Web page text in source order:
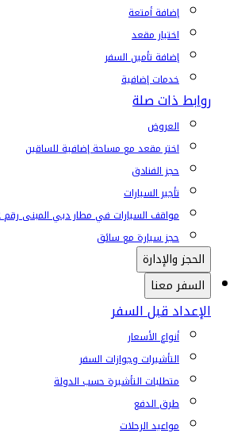
إضافة أمتعة
اختيار مقعد
إضافة تأمين السفر
خدمات إضافية
روابط ذات صلة
العروض
اختر مقعد مع مساحة إضافية للساقين
حجز الفنادق
تأجير السيارات
مواقف السيارات في مطار دبي المبنى رقم 2
حجز سيارة مع سائق
الحجز والإدارة
السفر معنا
الإعداد قبل السفر
أنواع الأسعار
التأشيرات وجوازات السفر
متطلبات التأشيرة حسب الدولة
طرق الدفع
مواعيد الرحلات